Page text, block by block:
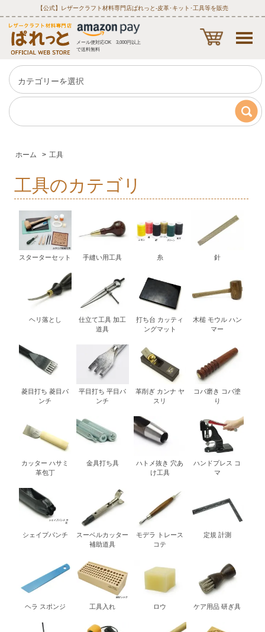
【公式】レザークラフト材料専門店ぱれっと‐皮革･キット･工具等を販売
メール便対応OK 3,000円以上
で送料無料
ホーム > 工具
工具のカテゴリ
スターターセット 手縫い用工具 糸 針
ヘリ落とし
仕立て工具 加工
道具
打ち台 カッティ
ングマット
木槌 モウル ハン
マー
菱目打ち 菱目パ
ンチ
平目打ち 平目パ
ンチ
革削ぎ カンナ ヤ
スリ
コバ磨き コバ塗
り
カッター ハサミ
革包丁
金具打ち具
ハトメ抜き 穴あ
け工具
ハンドプレス コ
マ
シェイプパンチ
スーベルカッター
補助道具
モデラ トレース
コテ
定規 計測
ヘラ スポンジ 工具入れ ロウ ケア用品 研ぎ具